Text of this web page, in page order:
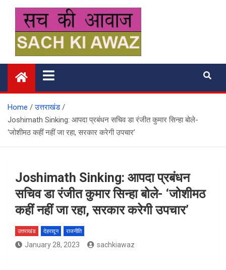
content
सच की आवाज
Home
उत्तराखंड
Joshimath Sinking: आपदा प्रबंधन सचिव डा रंजीत कुमार सिन्हा बोले-
‘जोशीमठ कहीं नहीं जा रहा, सरकार करेगी उपचार’
Joshimath Sinking: आपदा प्रबंधन
सचिव डा रंजीत कुमार सिन्हा बोले- ‘जोशीमठ
कहीं नहीं जा रहा, सरकार करेगी उपचार’
उत्तराखंड देहरादून राजनीति
January 28, 2023 sachkiawaz